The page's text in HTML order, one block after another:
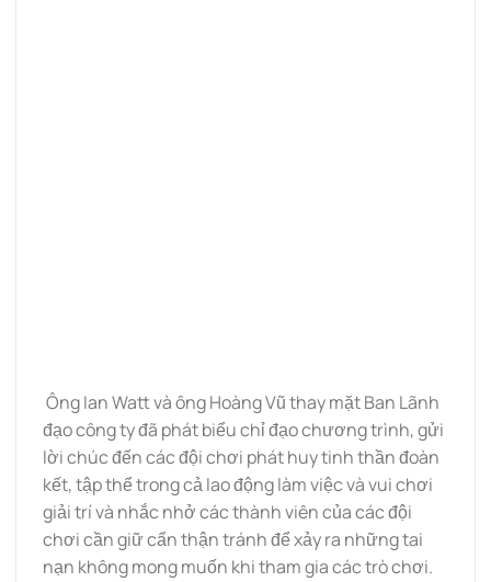
Ông Ian Watt và ông Hoàng Vũ thay mặt Ban Lãnh
đạo công ty đã phát biểu chỉ đạo chương trình, gửi
lời chúc đến các đội chơi phát huy tinh thần đoàn
kết, tập thể trong cả lao động làm việc và vui chơi
giải trí và nhắc nhở các thành viên của các đội
chơi cần giữ cẩn thận tránh để xảy ra những tai
nạn không mong muốn khi tham gia các trò chơi.